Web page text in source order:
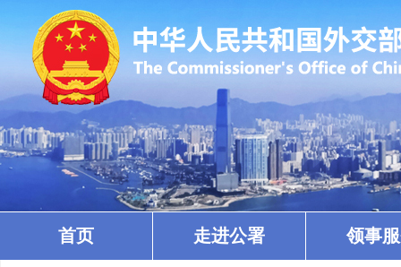
首页 走进公署 领事